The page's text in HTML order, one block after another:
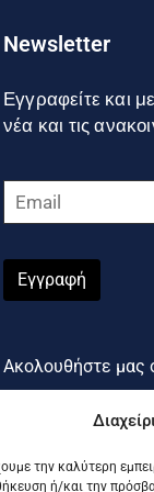
την καλύτερη
ή/και την
Newsletter
Εγγραφείτε και
νέα και τις
Εγγραφή
Ακολουθήστε μας